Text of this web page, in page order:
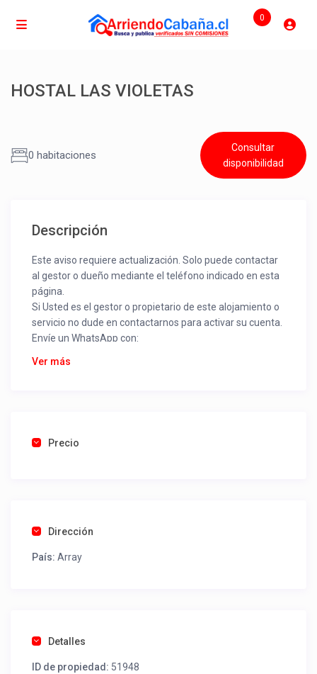
0
HOSTAL LAS VIOLETAS
0 habitaciones
Consultar
disponibilidad
Descripción
Este aviso requiere actualización. Solo puede contactar
al gestor o dueño mediante el teléfono indicado en esta
página.
Si Usted es el gestor o propietario de este alojamiento o
servicio no dude en contactarnos para activar su cuenta.
Envíe un WhatsApp con:
Nombre alojamiento o servicio
Una foto de cuenta de luz o agua o gas que acredite
como un profesional sin COMISIONES ni ESTAFAS.
Tel contacto propiedad:
Ver más
Precio
Dirección
País: Array
Detalles
ID de propiedad: 51948